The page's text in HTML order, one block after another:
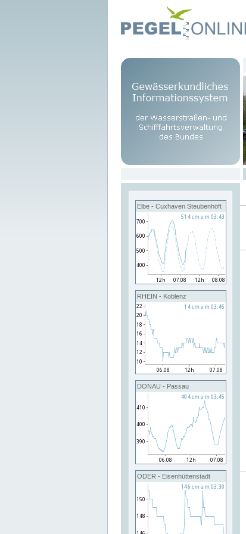
Elbe - Cuxhaven Steubenhöft
RHEIN - Koblenz
DONAU - Passau
ODER - Eisenhüttenstadt